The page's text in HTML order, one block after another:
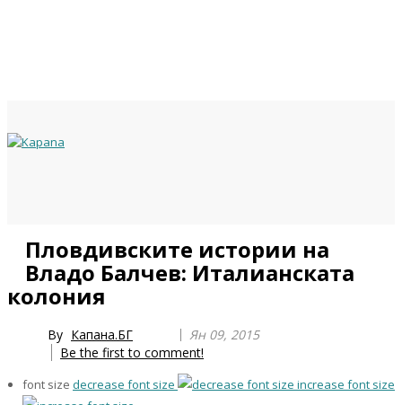
Пловдивските истории на
Владо Балчев: Италианската
колония
By Капана.БГ
Ян 09, 2015
Be the first to comment!
font size decrease font size increase font size
Year
Month
Year
Month